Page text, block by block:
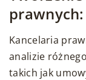
prawnych:
Kancelaria
analizie
takich jak